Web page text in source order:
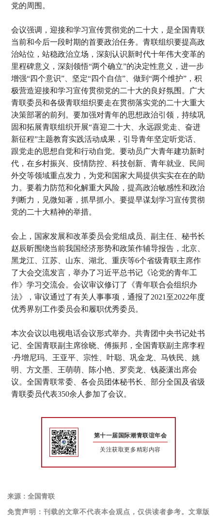
党的周围。
会议强调，迎接和学习宣传贯彻党的二十大，是全国青联
当前和今后一段时期的首要政治任务。 青联组织要提高政
治站位，站稳政治立场，深刻认识新时代十年伟大变革的
里程碑意义，深刻领悟“两个确立”的决定性意义，进一步
增强“四个意识”、坚定“四个自信”、做到“两个维护”，积
极营造迎接和学习宣传贯彻党的二十大的良好氛围。广大
青联委员和各级青联组织要走在贯彻落实党的二十大重大
决策部署的前列。要加强对青年的思想政治引领，持续巩
固和拓展青联组织开展“喜迎二十大、永远跟党走、奋进
新征程”主题教育实践活动成果，引导青年坚定听党话、
跟党走的思想自觉和行动自觉。要动员广大青年建功新时
代，在乡村振兴、疫情防控、科技创新、青年就业、民间
外交等领域重点发力，为党和国家大局提供实实在在的助
力。要着力防范和化解重大风险，提高政治敏感性和政治
判断力，见微知著，抓早抓小。要提早谋划学习宣传贯彻
党的二十大精神的举措。
会上，国家发展和改革委员会党组成员、副主任、秘书长
赵辰昕围绕当前我国经济形势和政策作辅导报告，北京、
黑龙江、江苏、山东、湖北、重庆等6个省级青联主席作
了大会交流发言，举办了习近平总书记《论党的青年工
作》学习交流会。会议审议修订了《青年联合会组织办
法》，审议通过了有关人事事项，通报了2021至2022年度
优秀界别工作委员会和履职优秀委员。
本次会议以电视电话会议形式举办。共青团中央书记处书
记、全国青联副主席徐晓、傅振邦，全国青联副主席李程
·丹增尼玛、王亚平、宗性、叶聪、巩金龙、马铁民、姚
明、方文墨、王萌萌、陈小艳、罗奕龙、钱菱潇出席会
议。全国青联常委、各会员团体秘书长、部分全国及省级
青联委员代表350余人参加了会议。
第十一届国际潮青联谊年会
关注获取更多精彩内容
来源：全国青联
免责声明：刊载的文章不代表本会观点，仅供读者参考。文章版